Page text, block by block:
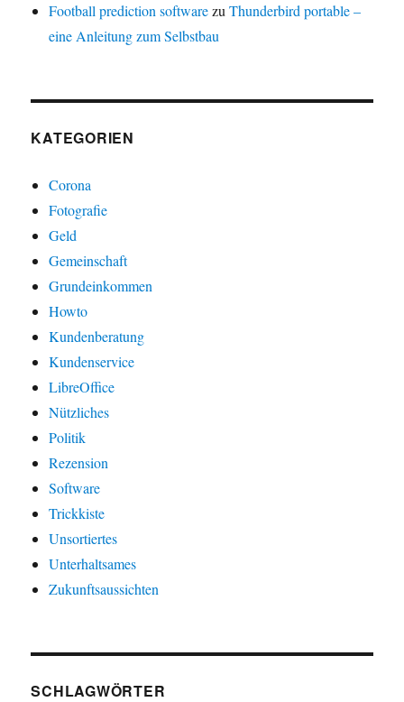
Football prediction softwarezuThunderbird portable –
eine Anleitung zum Selbstbau
KATEGORIEN
Corona
Fotografie
Geld
Gemeinschaft
Grundeinkommen
Howto
Kundenberatung
Kundenservice
LibreOffice
Nützliches
Politik
Rezension
Software
Trickkiste
Unsortiertes
Unterhaltsames
Zukunftsaussichten
SCHLAGWÖRTER